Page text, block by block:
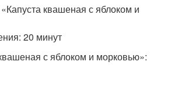
квашеная с яблоком и
20 минут
с яблоком и морковью»: